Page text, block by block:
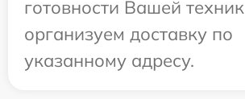
готовности Вашей
организуем доставку по
указанному адресу.